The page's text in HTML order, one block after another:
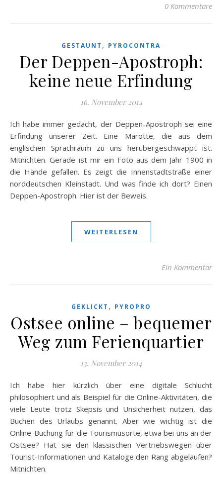
0 Kommentare
GESTAUNT , PYROCONTRA
Der Deppen-Apostroph:
keine neue Erfindung
16. November 2014
Ich habe immer gedacht, der Deppen-Apostroph sei eine
Erfindung unserer Zeit. Eine Marotte, die aus dem
englischen Sprachraum zu uns herübergeschwappt ist.
Mitnichten. Gerade ist mir ein Foto aus dem Jahr 1900 in
die Hände gefallen. Es zeigt die Innenstadtstraße einer
norddeutschen Kleinstadt. Und was finde ich dort? Einen
Deppen-Apostroph. Hier ist der Beweis.
WEITERLESEN
Ein Kommentar
GEKLICKT , PYROPRO
Ostsee online – bequemer
Weg zum Ferienquartier
13. November 2014
Ich habe hier kürzlich über eine digitale Schlucht
philosophiert und als Beispiel für die Online-Aktivitäten, die
viele Leute trotz Skepsis und Unsicherheit nutzen, das
Buchen des Urlaubs genannt. Aber wie wichtig ist die
Online-Buchung für die Tourismusorte, etwa bei uns an der
Ostsee? Hat sie den klassischen Vertriebswegen über
Tourist-Informationen und Kataloge den Rang abgelaufen?
Mitnichten.